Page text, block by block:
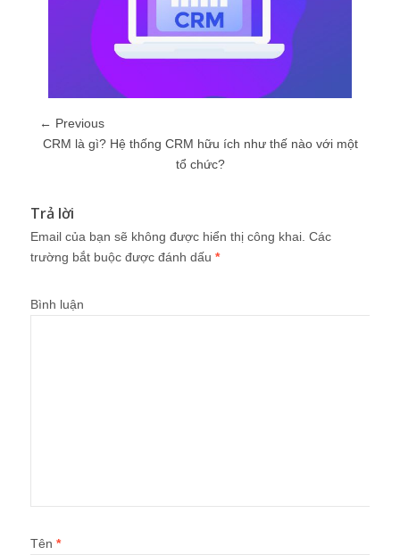
← Previous
CRM là gì? Hệ thống CRM hữu ích như thế nào với một
tổ chức?
Trả lời
Email của bạn sẽ không được hiển thị công khai. Các
trường bắt buộc được đánh dấu *
Bình luận
Tên *